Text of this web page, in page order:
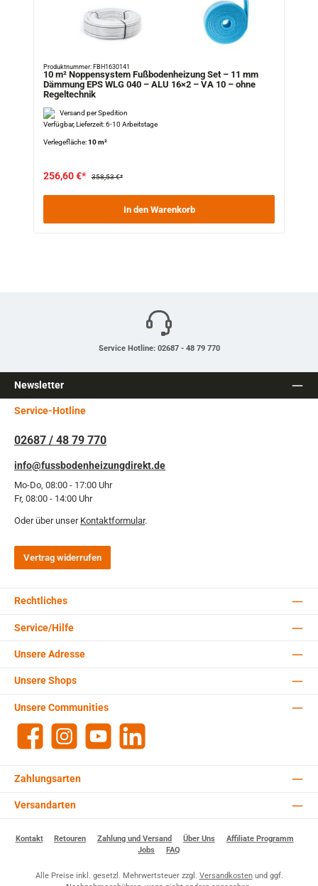
Produktnummer: FBH1630141
10 m² Noppensystem Fußbodenheizung Set – 11 mm
Dämmung EPS WLG 040 – ALU 16×2 – VA 10 – ohne
Regeltechnik
Versand per Spedition
Verfügbar, Lieferzeit: 6-10 Arbeitstage
Verlegefläche:10 m²
256,60 €* 358,53 €*
In den Warenkorb
Service Hotline: 02687 - 48 79 770
Newsletter
Service-Hotline
02687 / 48 79 770
info@fussbodenheizungdirekt.de
Mo-Do, 08:00 - 17:00 Uhr
Fr, 08:00 - 14:00 Uhr
Oder über unser Kontaktformular.
Vertrag widerrufen
Rechtliches
Service/Hilfe
Zahlungsarten
Versandarten
Unsere Adresse
Unsere Communities
Facebook Instagram YouTube
Unsere Shops
Kontakt Retouren Zahlung und Versand Über Uns
Affiliate Programm
Jobs
FAQ
Alle Preise inkl. gesetzl. Mehrwertsteuer zzgl. Versandkostenund ggf.